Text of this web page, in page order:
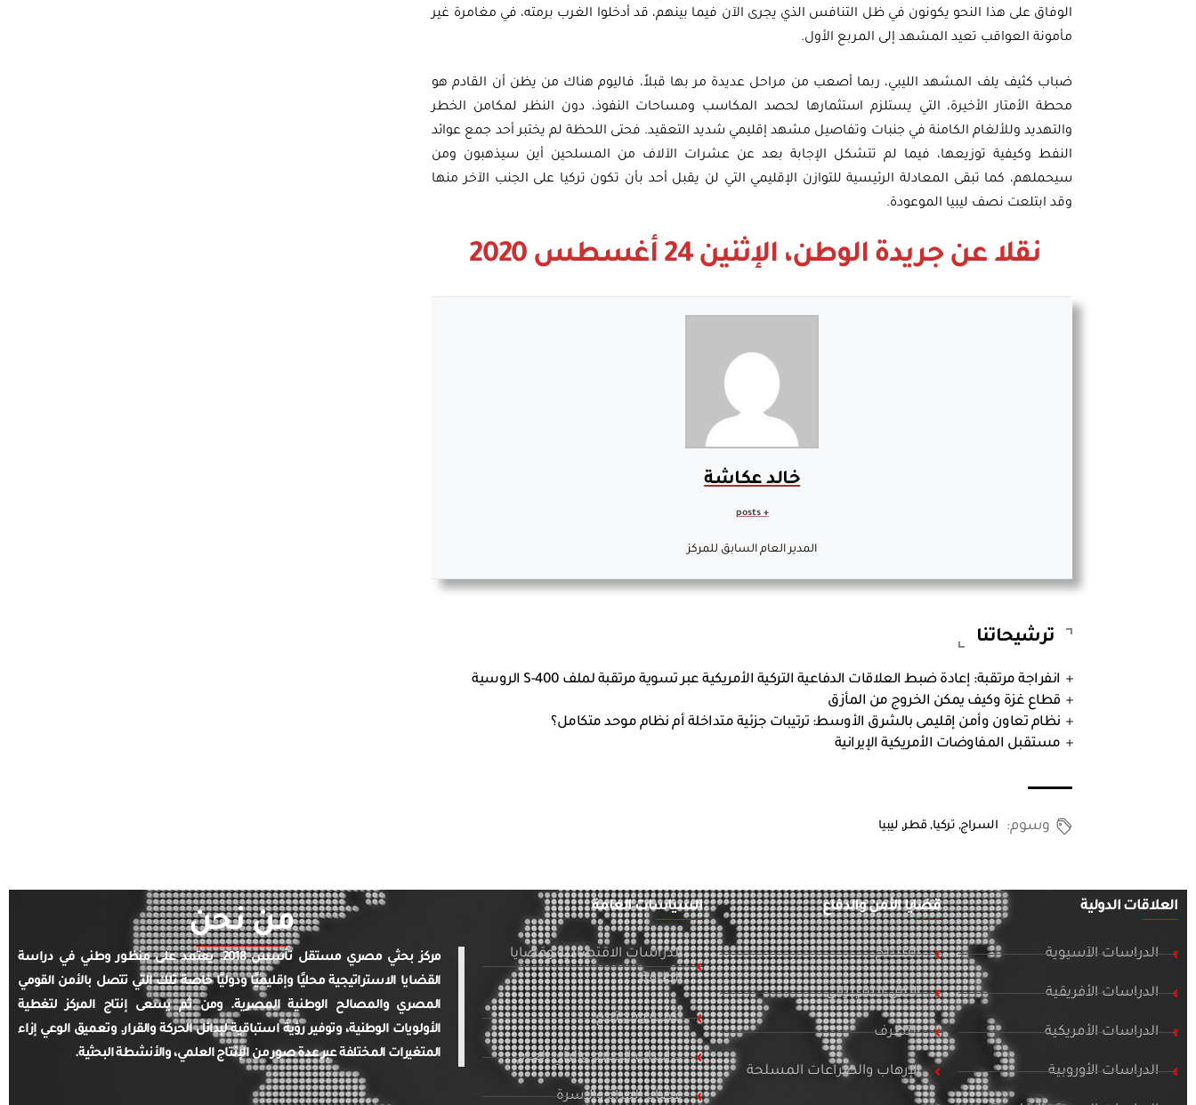
الوفاق على هذا النحو يكونون في ظل التنافس الذي يجرى الآن فيما بينهم، قد أدخلوا الغرب برمته، في مغامرة غير
مأمونة العواقب تعيد المشهد إلى المربع الأول.
ضباب كثيف يلف المشهد الليبي، ربما أصعب من مراحل عديدة مر بها قبلاً، فاليوم هناك من يظن أن القادم هو
محطة الأمتار الأخيرة، التي يستلزم استثمارها لحصد المكاسب ومساحات النفوذ، دون النظر لمكامن الخطر
والتهديد وللألغام الكامنة في جنبات وتفاصيل مشهد إقليمي شديد التعقيد. فحتى اللحظة لم يختبر أحد جمع عوائد
النفط وكيفية توزيعها، فيما لم تتشكل الإجابة بعد عن عشرات الآلاف من المسلحين أين سيذهبون ومن
سيحملهم، كما تبقى المعادلة الرئيسية للتوازن الإقليمي التي لن يقبل أحد بأن تكون تركيا على الجنب الآخر منها
وقد ابتلعت نصف ليبيا الموعودة.
نقلا عن جريدة الوطن، الإثنين 24 أغسطس 2020
خالد عكاشة
+ posts
المدير العام السابق للمركز
ترشيحاتنا
انفراجة مرتقبة: إعادة ضبط العلاقات الدفاعية التركية الأمريكية عبر تسوية مرتقبة لملف S-400 الروسية
قطاع غزة وكيف يمكن الخروج من المأزق
نظام تعاون وأمن إقليمى بالشرق الأوسط: ترتيبات جزئية متداخلة أم نظام موحد متكامل؟
مستقبل المفاوضات الأمريكية الإيرانية
وسوم: السراج, تركيا, قطر, ليبيا
العلاقات الدولية
الدراسات الآسيوية
الدراسات الأفريقية
الدراسات الأمريكية
الدراسات الأوروبية
قضايا الأمن والدفاع
التسلح
الأمن السيبراني
التطرف
الإرهاب والصراعات المسلحة
السياسات العامة
الدراسات الاقتصادية وقضايا
الطاقة
تنمية ومجتمع
دراسات الإعلام والرأي العام
قضايا المرأة والأسرة
من نحن
مركز بحثي مصري مستقل تأسس 2018. يعتمد على منظور وطني في دراسة
القضايا الاستراتيجية محليًا وإقليميًا ودوليًا خاصة تلك التي تتصل بالأمن القومي
المصري والمصالح الوطنية المصرية. ومن ثم يسعى إنتاج المركز لتغطية
الأولويات الوطنية، وتوفير رؤية استباقية لبدائل الحركة والقرار. وتعميق الوعي إزاء
المتغيرات المختلفة عبر عدة صور من الإنتاج العلمي، والأنشطة البحثية.